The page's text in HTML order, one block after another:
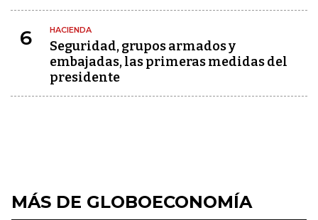
6 HACIENDA
Seguridad, grupos armados y
embajadas, las primeras medidas del
presidente
MÁS DE GLOBOECONOMÍA